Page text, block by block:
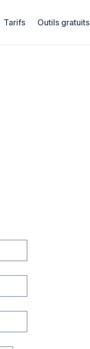
Tarifs Outils gratuits